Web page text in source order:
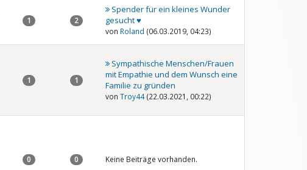
1 2
Spender für ein kleines Wunder
gesucht ♥
von Roland (06.03.2019, 04:23)
1 1
Sympathische Menschen/Frauen
mit Empathie und dem Wunsch eine
Familie zu gründen
von Troy44(22.03.2021, 00:22)
0 0 Keine Beiträge vorhanden.